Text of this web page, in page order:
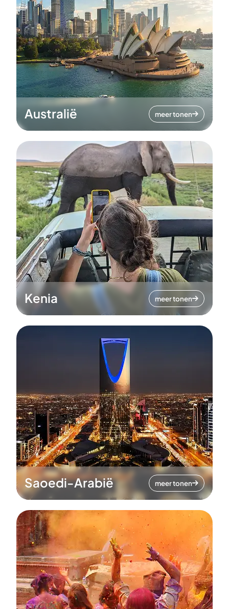
Australië meer tonen
Kenia meer tonen
Saoedi-Arabië meer tonen